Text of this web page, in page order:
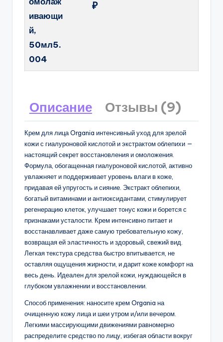
ивающи
й,
50мл5.
004
₽
Описание Отзывы (9)
Крем для лица Organia интенсивный уход для зрелой
кожи с гиалуроновой кислотой и экстрактом облепихи —
настоящий секрет восстановления и омоложения.
Формула, обогащенная гиалуроновой кислотой, активно
увлажняет и поддерживает уровень влаги в коже,
придавая ей упругость и сияние. Экстракт облепихи,
богатый витаминами и антиоксидантами, стимулирует
регенерацию клеток, улучшает тонус кожи и борется с
признаками усталости. Крем интенсивно питает и
восстанавливает даже самую требовательную кожу,
возвращая ей эластичность и здоровый, свежий вид.
Легкая текстура средства быстро впитывается, не
оставляя ощущения жирности, и дарит коже комфорт на
весь день. Идеален для зрелой кожи, нуждающейся в
глубоком увлажнении и восстановлении.
Способ применения: наносите крем Organia на
очищенную кожу лица и шеи утром и/или вечером.
Легкими массирующими движениями равномерно
распределите средство по лицу, избегая области вокруг